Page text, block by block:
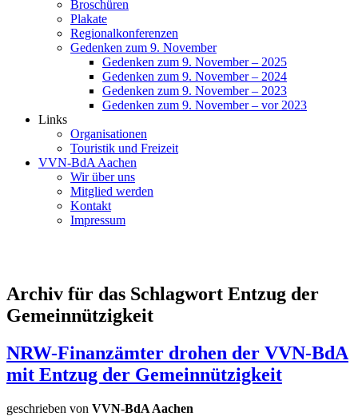
Broschüren
Plakate
Regionalkonferenzen
Gedenken zum 9. November
Gedenken zum 9. November – 2025
Gedenken zum 9. November – 2024
Gedenken zum 9. November – 2023
Gedenken zum 9. November – vor 2023
Links
Organisationen
Touristik und Freizeit
VVN-BdA Aachen
Wir über uns
Mitglied werden
Kontakt
Impressum
Archiv für das Schlagwort Entzug der
Gemeinnützigkeit
NRW-Finanzämter drohen der VVN-BdA
mit Entzug der Gemeinnützigkeit
geschrieben von VVN-BdA Aachen